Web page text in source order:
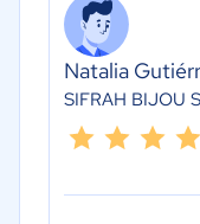
Natalia
SIFRAH BIJOU